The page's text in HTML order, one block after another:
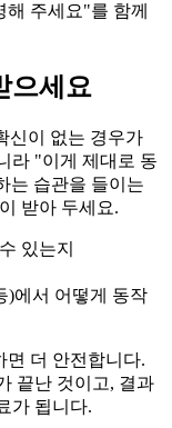
주세요"를 함께
으세요
신이 없는 경우가
라 "이게 제대로 동
는 습관을 들이는
받아 두세요.
있는지
)에서 어떻게 동작
면 더 안전합니다.
끝난 것이고, 결과
가 됩니다.